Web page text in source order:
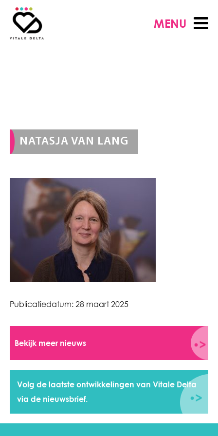
MENU
NATASJA VAN LANG
Publicatiedatum: 28 maart 2025
Bekijk meer nieuws
Volg de laatste ontwikkelingen van Vitale Delta
via de nieuwsbrief.